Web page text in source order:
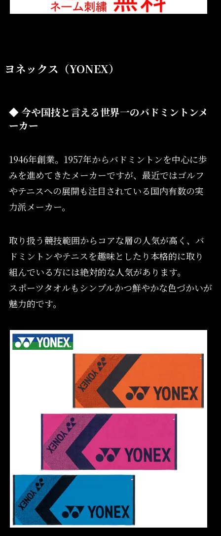
ヨネックス（YONEX）
◆ 今や国技と言える世界一のバドミントンメ
ーカー
1946年創業。1957年からバドミントンを中心に歩
みを進めてきたメーカーですが、最近ではゴルフ
やテニスへの展開も注目されている国内有数の実
力派メーカー。
取り扱う競技範囲からコアな層の人気が高く、バ
ドミントンやテニスを趣味としたり本格的に取り
組んでいる方には絶対的な人気があります。
スポーツタオルもシンプルかつ鮮やかな色づかいが
魅力的です。